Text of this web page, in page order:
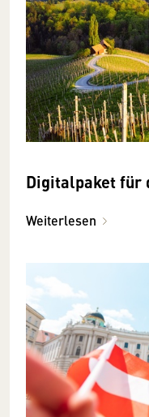
Digitalpaket für
Weiterlesen